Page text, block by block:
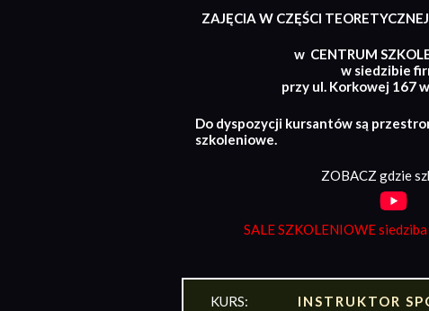
ZAJĘCIA W CZĘŚCI
w CENTRUM
w siedzibie
przy ul. Korkowej 167
Do dyspozycji kursantów są
szkoleniowe.
ZOBACZ gdzie
SALE SZKOLENIOWE
KURS: INSTRUKTOR